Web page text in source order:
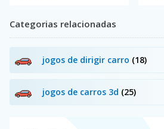
Categorias relacionadas
jogos de dirigir carro (18)
jogos de carros 3d (25)